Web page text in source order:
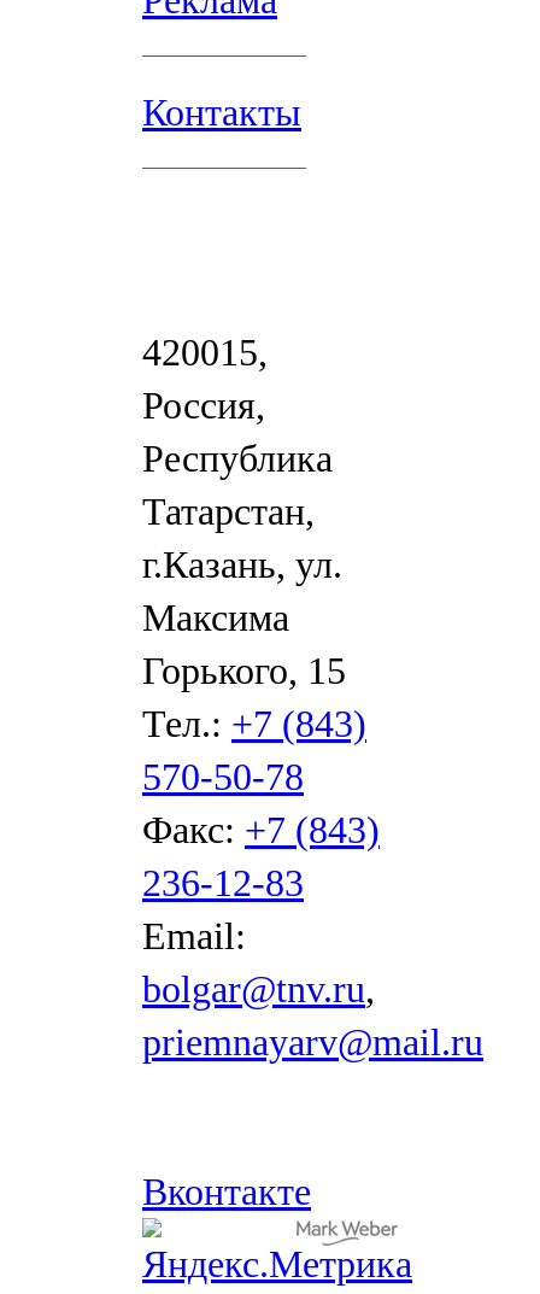
Контакты
420015,
Россия,
Республика
Татарстан,
г.Казань, ул.
Максима
Горького, 15
Тел.: +7 (843)
570-50-78
Факс: +7 (843)
236-12-83
Email:
bolgar@tnv.ru,
priemnayarv@mail.ru
Вконтакте